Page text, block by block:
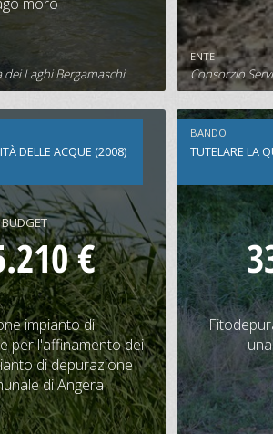
Laghi Bergamaschi
PROGETTO ENTE
Consorzio
576.000
DELLE ACQUE (2008)
BUDGET
€
impianto di
per l'affinamento dei
di depurazione
di Angera
Creazione impianto di
per l'affinamento
reflui dell'impianto di
intercomunale di
Angera
BUDGET
585.210 €
BANDO
TUTELARE LA
201.000